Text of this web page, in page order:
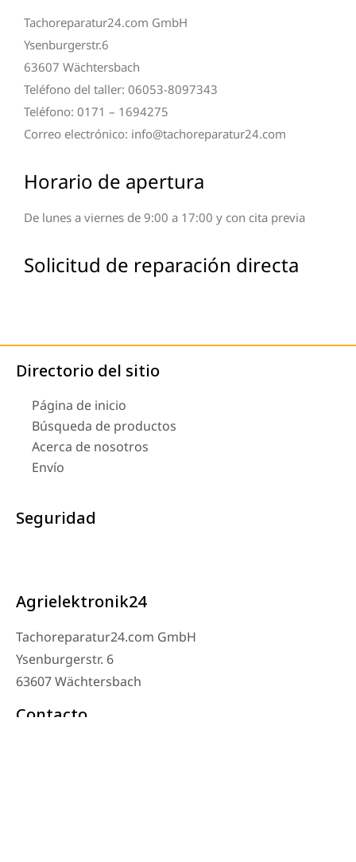
Tachoreparatur24.com GmbH
Ysenburgerstr.6
63607 Wächtersbach
Teléfono del taller: 06053-8097343
Teléfono: 0171 – 1694275
Correo electrónico: info@tachoreparatur24.com
Horario de apertura
De lunes a viernes de 9:00 a 17:00 y con cita previa
Solicitud de reparación directa
Directorio del sitio
Página de inicio
Búsqueda de productos
Acerca de nosotros
Envío
Seguridad
Agrielektronik24
Tachoreparatur24.com GmbH
Ysenburgerstr. 6
63607 Wächtersbach
Contacto